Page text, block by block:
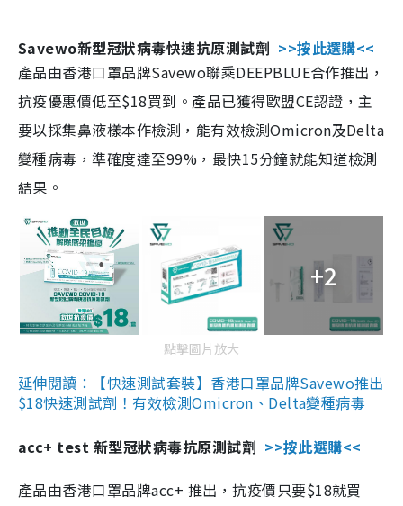
Savewo新型冠狀病毒快速抗原測試劑 >>按此選購<<
產品由香港口罩品牌Savewo聯乘DEEPBLUE合作推出，
抗疫優惠價低至$18買到。產品已獲得歐盟CE認證，主
要以採集鼻液樣本作檢測，能有效檢測Omicron及Delta
變種病毒，準確度達至99%，最快15分鐘就能知道檢測
結果。
+2
點擊圖片放大
延伸閱讀：【快速測試套裝】香港口罩品牌Savewo推出
$18快速測試劑！有效檢測Omicron、Delta變種病毒
acc+ test 新型冠狀病毒抗原測試劑 >>按此選購<<
產品由香港口罩品牌acc+ 推出，抗疫價只要$18就買